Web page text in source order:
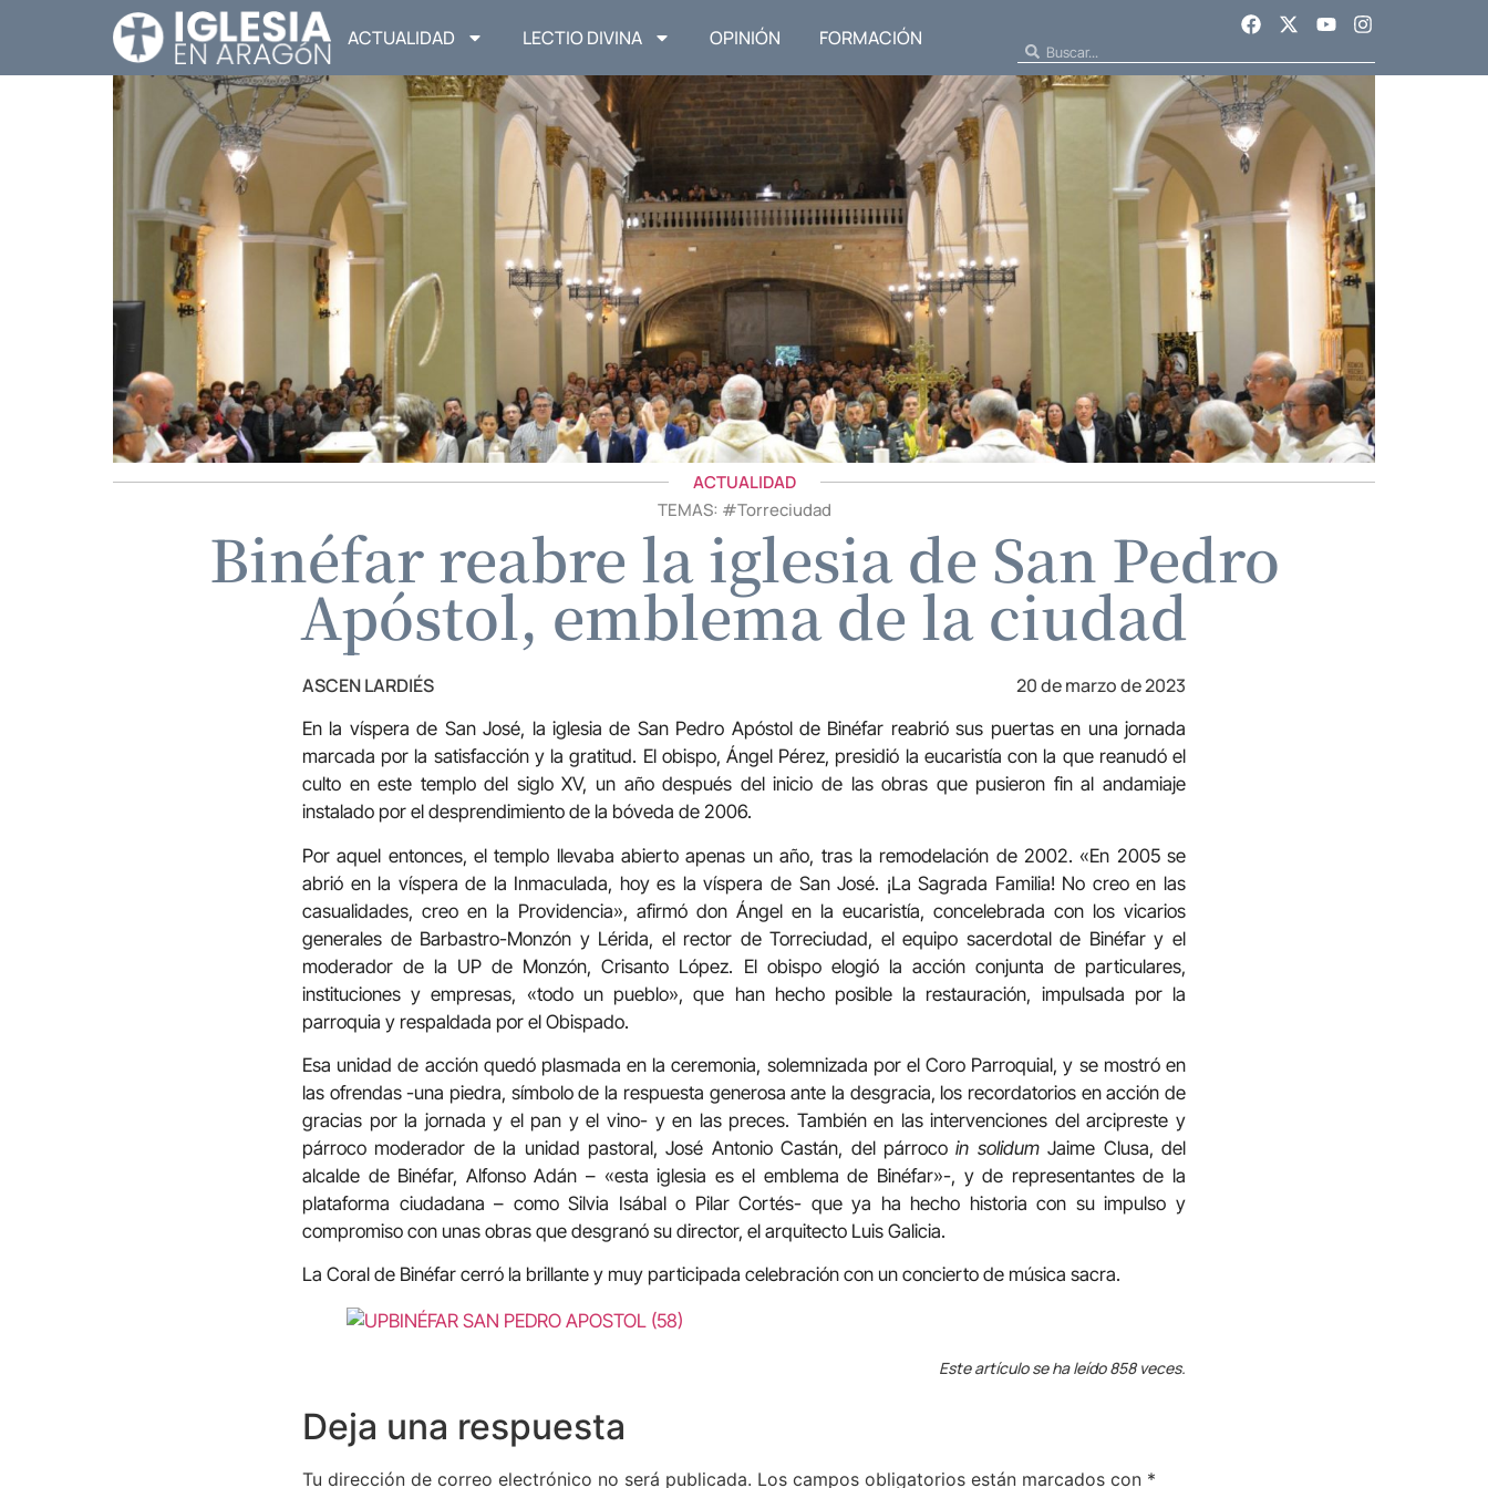
ACTUALIDAD LECTIO DIVINA OPINIÓN FORMACIÓN
ACTUALIDAD
TEMAS: #Torreciudad
Binéfar reabre la iglesia de San Pedro
Apóstol, emblema de la ciudad
ASCEN LARDIÉS 20 de marzo de 2023
En la víspera de San José, la iglesia de San Pedro Apóstol de Binéfar reabrió sus puertas en una jornada
marcada por la satisfacción y la gratitud. El obispo, Ángel Pérez, presidió la eucaristía con la que reanudó el
culto en este templo del siglo XV, un año después del inicio de las obras que pusieron fin al andamiaje
instalado por el desprendimiento de la bóveda de 2006.
Por aquel entonces, el templo llevaba abierto apenas un año, tras la remodelación de 2002. «En 2005 se
abrió en la víspera de la Inmaculada, hoy es la víspera de San José. ¡La Sagrada Familia! No creo en las
casualidades, creo en la Providencia», afirmó don Ángel en la eucaristía, concelebrada con los vicarios
generales de Barbastro-Monzón y Lérida, el rector de Torreciudad, el equipo sacerdotal de Binéfar y el
moderador de la UP de Monzón, Crisanto López. El obispo elogió la acción conjunta de particulares,
instituciones y empresas, «todo un pueblo», que han hecho posible la restauración, impulsada por la
parroquia y respaldada por el Obispado.
Esa unidad de acción quedó plasmada en la ceremonia, solemnizada por el Coro Parroquial, y se mostró en
las ofrendas -una piedra, símbolo de la respuesta generosa ante la desgracia, los recordatorios en acción de
gracias por la jornada y el pan y el vino- y en las preces. También en las intervenciones del arcipreste y
párroco moderador de la unidad pastoral, José Antonio Castán, del párroco in solidumJaime Clusa, del
alcalde de Binéfar, Alfonso Adán – «esta iglesia es el emblema de Binéfar»-, y de representantes de la
plataforma ciudadana – como Silvia Isábal o Pilar Cortés- que ya ha hecho historia con su impulso y
compromiso con unas obras que desgranó su director, el arquitecto Luis Galicia.
La Coral de Binéfar cerró la brillante y muy participada celebración con un concierto de música sacra.
Este artículo se ha leído 858 veces.
Deja una respuesta
Tu dirección de correo electrónico no será publicada. Los campos obligatorios están marcados con *